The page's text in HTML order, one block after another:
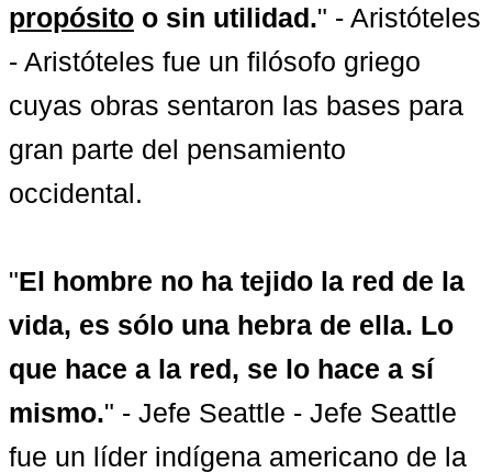
propósito o sin utilidad." - Aristóteles
- Aristóteles fue un filósofo griego
cuyas obras sentaron las bases para
gran parte del pensamiento
occidental.
"El hombre no ha tejido la red de la
vida, es sólo una hebra de ella. Lo
que hace a la red, se lo hace a sí
mismo." - Jefe Seattle - Jefe Seattle
fue un líder indígena americano de la